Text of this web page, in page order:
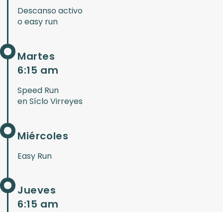
Descanso activo
o easy run
Martes
6:15 am
Speed Run
en Síclo Virreyes
Miércoles
Easy Run
Jueves
6:15 am